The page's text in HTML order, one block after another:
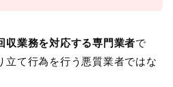
収業務を対応する専門業者で
立て行為を行う悪質業者ではな